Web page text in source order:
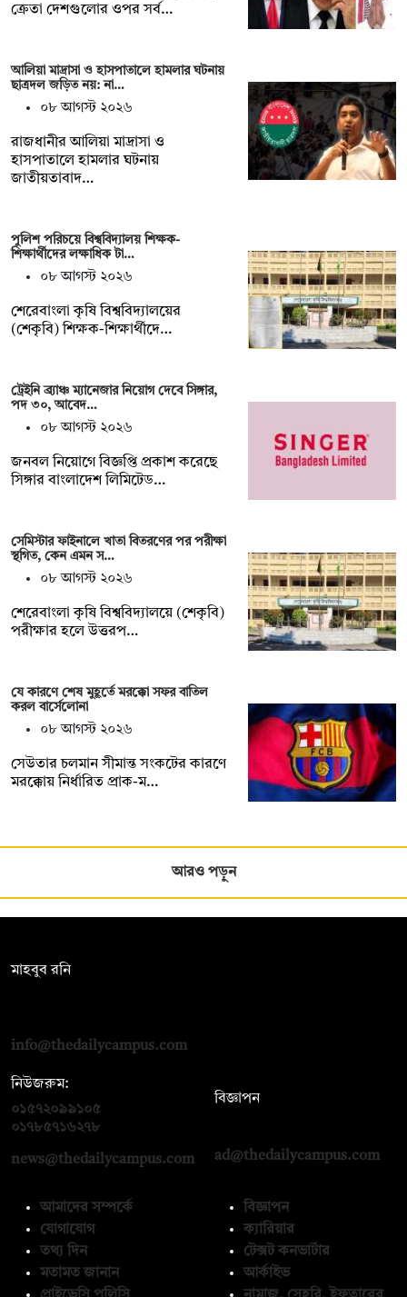
ক্রেতা দেশগুলোর ওপর সর্ব…
আলিয়া মাদ্রাসা ও হাসপাতালে হামলার ঘটনায়
ছাত্রদল জড়িত নয়: না…
০৮ আগস্ট ২০২৬
রাজধানীর আলিয়া মাদ্রাসা ও
হাসপাতালে হামলার ঘটনায়
জাতীয়তাবাদ…
পুলিশ পরিচয়ে বিশ্ববিদ্যালয় শিক্ষক-
শিক্ষার্থীদের লক্ষাধিক টা…
০৮ আগস্ট ২০২৬
শেরেবাংলা কৃষি বিশ্ববিদ্যালয়ের
(শেকৃবি) শিক্ষক-শিক্ষার্থীদে…
ট্রেইনি ব্র্যাঞ্চ ম্যানেজার নিয়োগ দেবে সিঙ্গার,
পদ ৩০, আবেদ…
০৮ আগস্ট ২০২৬
জনবল নিয়োগে বিজ্ঞপ্তি প্রকাশ করেছে
সিঙ্গার বাংলাদেশ লিমিটেড…
সেমিস্টার ফাইনালে খাতা বিতরণের পর পরীক্ষা
স্থগিত, কেন এমন স…
০৮ আগস্ট ২০২৬
শেরেবাংলা কৃষি বিশ্ববিদ্যালয়ে (শেকৃবি)
পরীক্ষার হলে উত্তরপ…
যে কারণে শেষ মুহূর্তে মরক্কো সফর বাতিল
করল বার্সেলোনা
০৮ আগস্ট ২০২৬
সেউতার চলমান সীমান্ত সংকটের কারণে
মরক্কোয় নির্ধারিত প্রাক-ম…
আরও পড়ুন
মাহবুব রনি
info@thedailycampus.com
নিউজরুম:
০১৫৭২০৯৯১০৫
০১৭৮৫৭১৬২৭৮
news@thedailycampus.com
বিজ্ঞাপন
ad@thedailycampus.com
আমাদের সম্পর্কে
যোগাযোগ
তথ্য দিন
মতামত জানান
বিজ্ঞাপন
ক্যারিয়ার
টেক্সট কনভার্টার
আর্কাইভ